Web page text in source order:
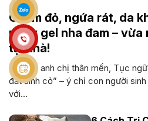
Chàm đỏ, ngứa rát, da
ngay gel nha đam – vừa
tại nhà!
Cô bác anh chị thân mến, Tục
đất sinh cỏ” – ý chỉ con người
với...